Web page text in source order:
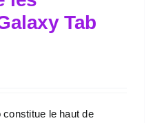
Tab
le haut de